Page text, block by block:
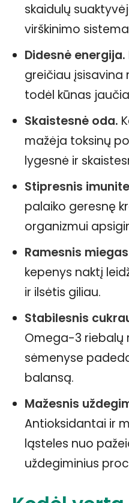
skaidulų
virškinimo
Didesnė energija.
greičiau įsisavina
todėl kūnas
Skaistesnė oda.
mažėja toksinų
lygesnė ir
Stipresnis
palaiko geresnę
organizmui
Ramesnis
kepenys naktį
ir ilsėtis giliau.
Stabilesnis
Omega-3 riebalų
sėmenyse
balansą.
Mažesnis
Antioksidantai ir
ląsteles nuo
uždegiminius